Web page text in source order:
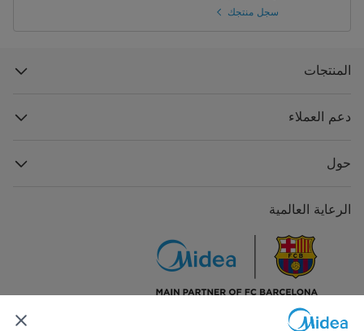
سجل منتجك
المنتجات
دعم العملاء
حول
الرعاية العالمية